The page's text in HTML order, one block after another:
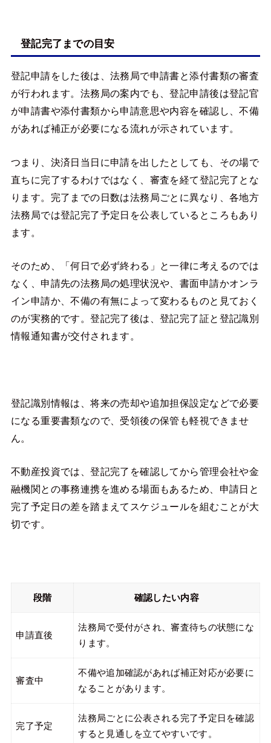
登記完了までの目安
登記申請をした後は、法務局で申請書と添付書類の審査
が行われます。法務局の案内でも、登記申請後は登記官
が申請書や添付書類から申請意思や内容を確認し、不備
があれば補正が必要になる流れが示されています。
つまり、決済日当日に申請を出したとしても、その場で
直ちに完了するわけではなく、審査を経て登記完了とな
ります。完了までの日数は法務局ごとに異なり、各地方
法務局では登記完了予定日を公表しているところもあり
ます。
そのため、「何日で必ず終わる」と一律に考えるのでは
なく、申請先の法務局の処理状況や、書面申請かオンラ
イン申請か、不備の有無によって変わるものと見ておく
のが実務的です。登記完了後は、登記完了証と登記識別
情報通知書が交付されます。
登記識別情報は、将来の売却や追加担保設定などで必要
になる重要書類なので、受領後の保管も軽視できませ
ん。
不動産投資では、登記完了を確認してから管理会社や金
融機関との事務連携を進める場面もあるため、申請日と
完了予定日の差を踏まえてスケジュールを組むことが大
切です。
段階 確認したい内容
申請直後
法務局で受付がされ、審査待ちの状態にな
ります。
審査中
不備や追加確認があれば補正対応が必要に
なることがあります。
完了予定
法務局ごとに公表される完了予定日を確認
すると見通しを立てやすいです。